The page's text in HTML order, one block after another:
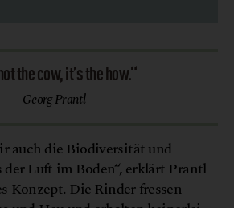
the cow, it’s the how.“
Georg Prantl
auch die Biodiversität und
der Luft im Boden“, erklärt Prantl
Konzept. Die Rinder fressen